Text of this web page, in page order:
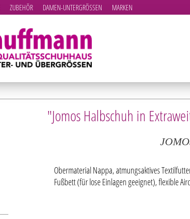
ZUBEHÖR DAMEN-UNTERGRÖSSEN
MARKEN
"Jomos Halbschuh in
Obermaterial Nappa, atmungsaktives
Fußbett (für lose Einlagen geeignet), flexible